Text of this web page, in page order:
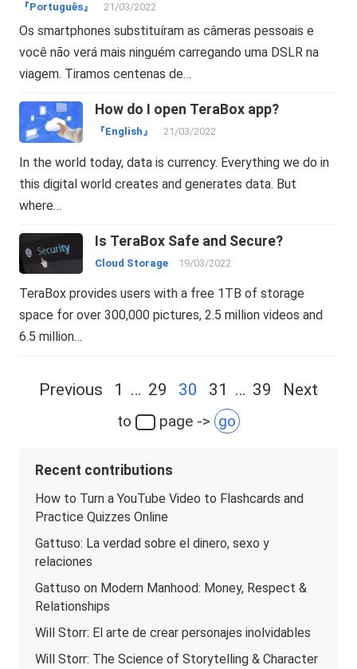
『Português』 21/03/2022
Os smartphones substituíram as câmeras pessoais e
você não verá mais ninguém carregando uma DSLR na
viagem. Tiramos centenas de…
How do I open TeraBox app?
『English』 21/03/2022
In the world today, data is currency. Everything we do in
this digital world creates and generates data. But
where…
Is TeraBox Safe and Secure?
Cloud Storage 19/03/2022
TeraBox provides users with a free 1TB of storage
space for over 300,000 pictures, 2.5 million videos and
6.5 million…
PostsPrevious 1 … 29 30 31 … 39 Next
to page -> go
Recent contributions
How to Turn a YouTube Video to Flashcards and
Practice Quizzes Online
Gattuso: La verdad sobre el dinero, sexo y
relaciones
Gattuso on Modern Manhood: Money, Respect &
Relationships
Will Storr: El arte de crear personajes inolvidables
Will Storr: The Science of Storytelling & Character